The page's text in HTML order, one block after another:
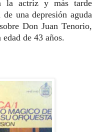
la actriz y más tarde
una depresión aguda
Don Juan Tenorio,
de 43 años.